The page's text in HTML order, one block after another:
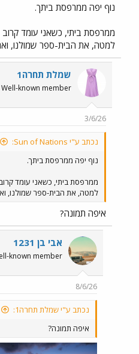
נוף יפה ממרפסת ביתך.
ממרפסת ביתי, כשאני עומד
למטה, את הבית-ספר שמולנו,
שמלת תחרה1
Well-known member
3/6/26
נכתב ע"י Sun of Nations:
נוף יפה ממרפסת ביתך.
ממרפסת ביתי, כשאני עומד
למטה, את הבית-ספר שמולנו,
איפה תמונה?
אבי בן 1231
known member
8/6/26
נכתב ע"י שמלת תחרה1:
איפה תמונה?